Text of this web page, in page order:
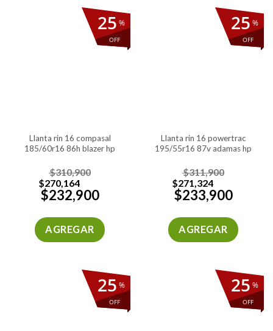
%
OFF
25
llanta rin 16 compasal
185/60r16 86h blazer hp
$310,900
$270,164
$232,900
AGREGAR
%
OFF
25
llanta rin 16 powertrac
195/55r16 87v adamas hp
$311,900
$271,324
$233,900
AGREGAR
%
OFF
25 %
OFF
25